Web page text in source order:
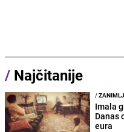
/ Najčitanije
/
Imala
Danas
eura